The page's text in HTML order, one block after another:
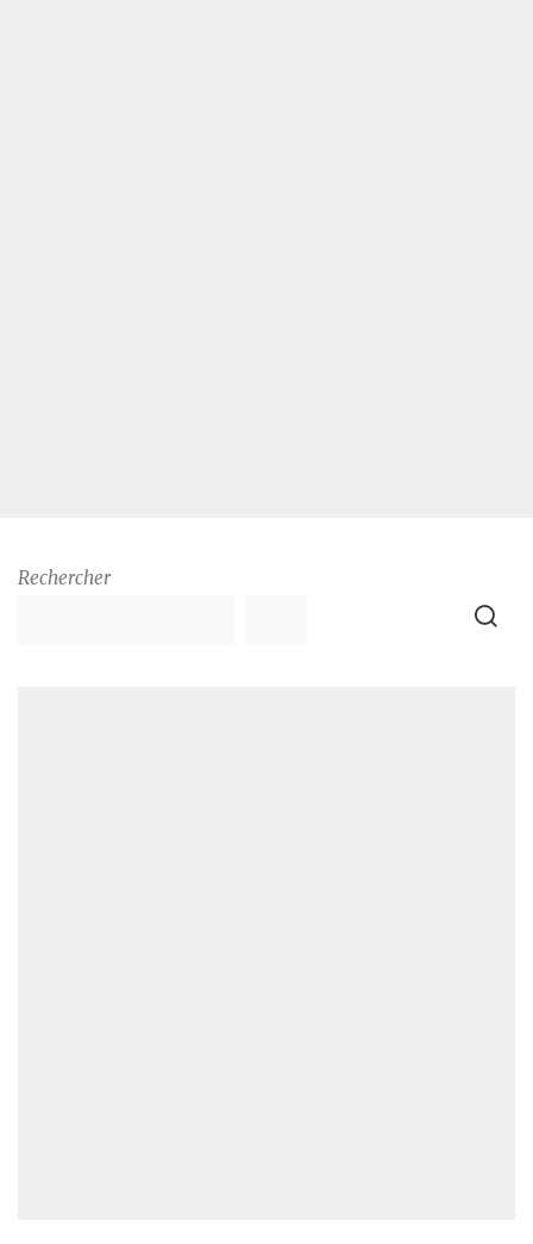
Rechercher